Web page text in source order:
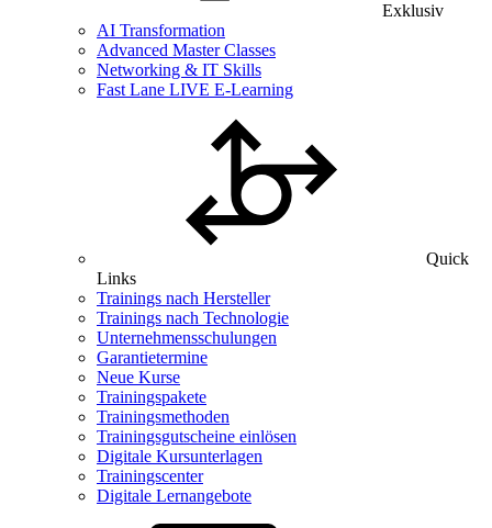
Exklusiv
AI Transformation
Advanced Master Classes
Networking & IT Skills
Fast Lane LIVE E-Learning
Quick
Links
Trainings nach Hersteller
Trainings nach Technologie
Unternehmensschulungen
Garantietermine
Neue Kurse
Trainingspakete
Trainingsmethoden
Trainingsgutscheine einlösen
Digitale Kursunterlagen
Trainingscenter
Digitale Lernangebote